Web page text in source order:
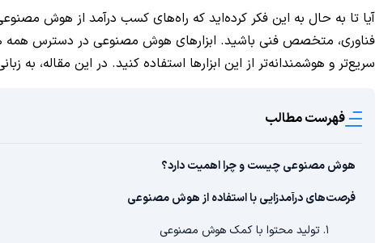
آیا تا به حال به این فکر کرده‌اید که راه‌های کسب درآمد از هوش
فناوری، متخصص فنی باشید. ابزارهای هوش مصنوعی در دسترس همه
سریع‌تر و هوشمندانه‌تر از این ابزارها استفاده کنید. در این
فهرست مطالب
هوش مصنوعی چیست و چرا اهمیت دارد؟
فرصت‌های درآمدزایی با استفاده از هوش مصنوعی
۱. تولید محتوا با کمک هوش مصنوعی